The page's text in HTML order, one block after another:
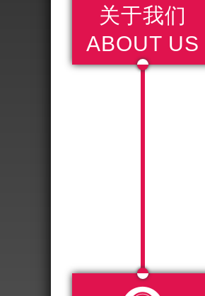
关于我们
ABOUT US